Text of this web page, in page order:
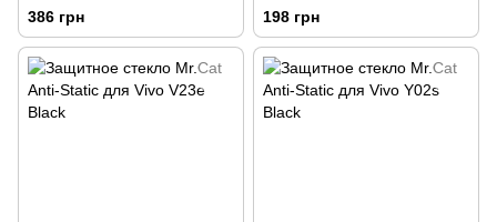
9i/Realme 9 5G/OnePlus Nord
CE2 5G Black/Черная рамка
386 грн 198 грн